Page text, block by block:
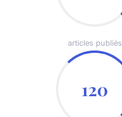
articles publiés
120